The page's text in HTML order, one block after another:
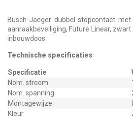
Busch-Jaeger dubbel stopcontact
aanraakbeveiliging, Future Linear,
inbouwdoos.
Technische specificaties
Specificatie
Nom. stroom
Nom. spanning
Montagewijze
Kleur